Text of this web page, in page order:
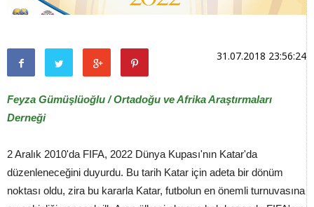
31.07.2018 23:56:24
Feyza Gümüşlüoğlu / Ortadoğu ve Afrika Araştırmaları
Derneği
2 Aralık 2010'da FIFA, 2022 Dünya Kupası'nın Katar'da
düzenleneceğini duyurdu. Bu tarih Katar için adeta bir dönüm
noktası oldu, zira bu kararla Katar, futbolun en önemli turnuvasına